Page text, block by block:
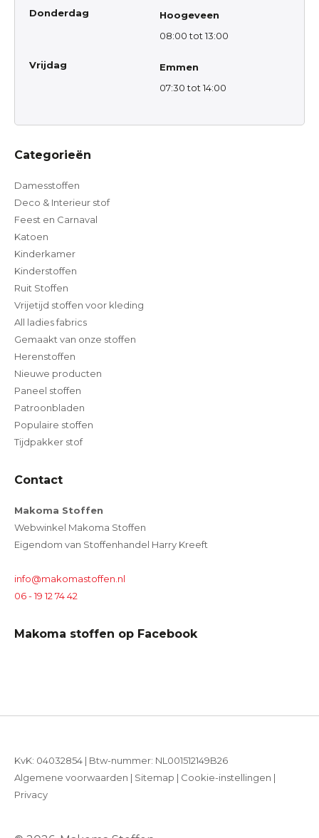
Donderdag
Hoogeveen
08:00 tot 13:00
Vrijdag
Emmen
07:30 tot 14:00
Categorieën
Damesstoffen
Deco & Interieur stof
Feest en Carnaval
Katoen
Kinderkamer
Kinderstoffen
Ruit Stoffen
Vrijetijd stoffen voor kleding
All ladies fabrics
Gemaakt van onze stoffen
Herenstoffen
Nieuwe producten
Paneel stoffen
Patroonbladen
Populaire stoffen
Tijdpakker stof
Contact
Makoma Stoffen
Webwinkel Makoma Stoffen
Eigendom van Stoffenhandel Harry Kreeft
info@makomastoffen.nl
06 - 19 12 74 42
Makoma stoffen op Facebook
KvK: 04032854 | Btw-nummer: NL001512149B26
Algemene voorwaarden | Sitemap | Cookie-instellingen |
Privacy